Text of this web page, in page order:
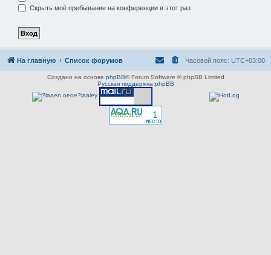
Скрыть моё пребывание на конференции в этот раз
На главную Список форумов Часовой пояс: UTC+03:00
Создано на основе phpBB® Forum Software © phpBB Limited
Русская поддержка phpBB